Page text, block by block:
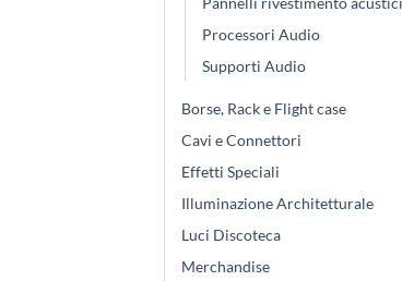
Processori Audio
Supporti Audio
Borse, Rack e Flight case
Cavi e Connettori
Effetti Speciali
Illuminazione Architetturale
Luci Discoteca
Merchandise